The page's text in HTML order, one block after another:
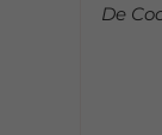
De